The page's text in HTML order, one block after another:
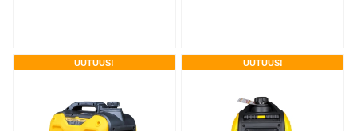
UUTUUS! UUTUUS!